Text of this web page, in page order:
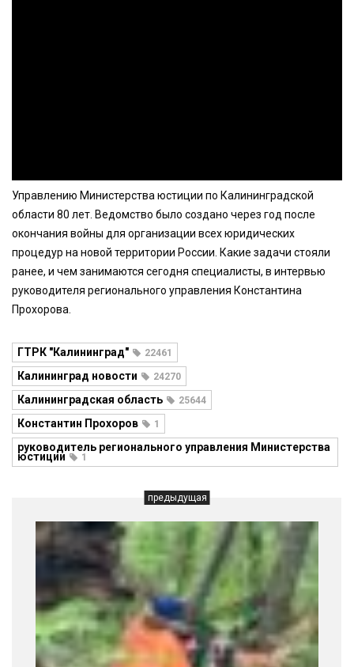
Управлению Министерства юстиции по Калининградской
области 80 лет. Ведомство было создано через год после
окончания войны для организации всех юридических
процедур на новой территории России. Какие задачи стояли
ранее, и чем занимаются сегодня специалисты, в интервью
руководителя регионального управления Константина
Прохорова.
ГТРК "Калининград" 22461
Калининград новости 24270
Калининградская область 25644
Константин Прохоров 1
руководитель регионального управления Министерства
юстиции 1
предыдущая